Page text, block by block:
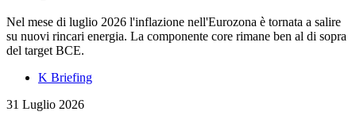
Nel mese di luglio 2026 l'inflazione nell'Eurozona è tornata a salire
su nuovi rincari energia. La componente core rimane ben al di sopra
del target BCE.
K Briefing
31 Luglio 2026